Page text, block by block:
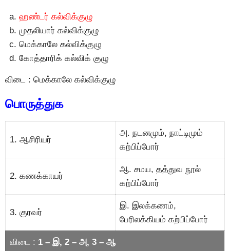
ஹண்டர் கல்விக்குழு
முதலியார் கல்விக்குழு
மெக்காலே கல்விக்குழு
கோத்தாரிக் கல்விக் குழு
விடை : மெக்காலே கல்விக்குழு
பொருத்துக
1. ஆசிரியர்
அ. நடனமும், நாட்டிமும்
கற்பிப்போர்
2. கணக்காயர்
ஆ. சமய, தத்துவ நூல்
கற்பிப்போர்
3. குரவர்
இ. இலக்கணம்,
பேரிலக்கியம் கற்பிப்போர்
விடை : 1 – இ, 2 – அ, 3 – ஆ